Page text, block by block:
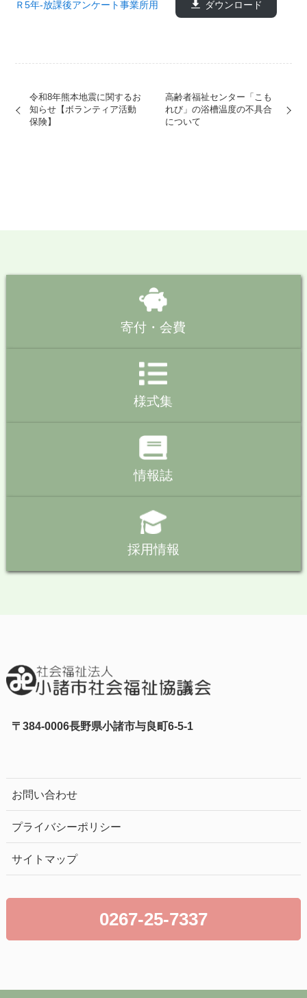
Ｒ5年-放課後アンケート事業所用 ダウンロード
令和8年熊本地震に関するお
知らせ【ボランティア活動
保険】
高齢者福祉センター「こも
れび」の浴槽温度の不具合
について
寄付・会費
様式集
情報誌
採用情報
〒384-0006長野県小諸市与良町6-5-1
お問い合わせ
プライバシーポリシー
サイトマップ
0267-25-7337